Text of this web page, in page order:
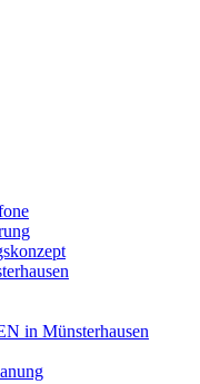
in Münsterhausen